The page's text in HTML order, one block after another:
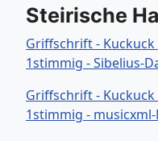
Steirische
Griffschrift -
1stimmig - Sibelius-
Griffschrift -
1stimmig -